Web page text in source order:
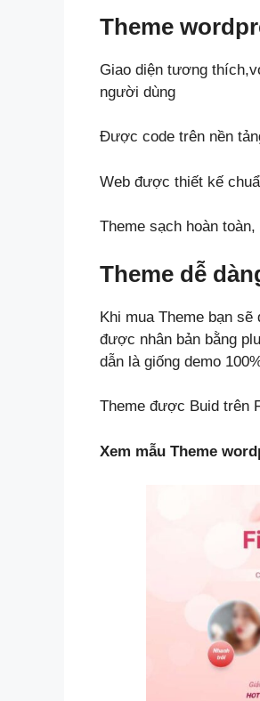
Theme
Giao diện tương
người dùng
Được code trên nền
Web được thiết kế
Theme sạch hoàn toàn,
Theme dễ
Khi mua Theme bạn
được nhân bản bằng
dẫn là giống demo
Theme được Buid trên
Xem mẫu Theme